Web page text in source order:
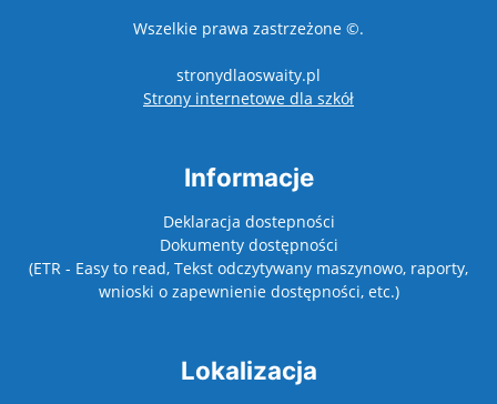
Wszelkie prawa zastrzeżone ©.
stronydlaoswaity.pl
Strony internetowe dla szkółotwiera się w
Informacje
Deklaracja dostepności
Dokumenty dostępności
(ETR - Easy to read, Tekst odczytywany maszynowo, raporty,
wnioski o zapewnienie dostępności, etc.)
Lokalizacja